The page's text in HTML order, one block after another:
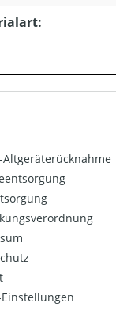
Altgeräterücknahme
Einstellungen